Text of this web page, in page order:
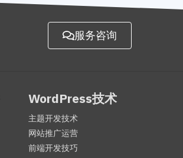
服务咨询
WordPress技术
主题开发技术
网站推广运营
前端开发技巧